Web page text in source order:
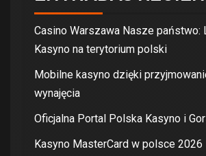
Casino Warszawa Nasze państwo:
Kasyno na terytorium polski
Mobilne kasyno dzięki
wynajęcia
Oficjalna Portal Polska Kasyno i
Kasyno MasterCard w polsce 2026